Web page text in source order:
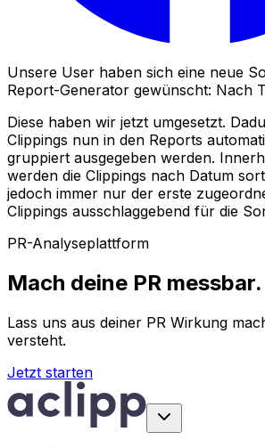
Unsere User haben sich eine neue
Report-Generator gewünscht: Nach
Diese haben wir jetzt umgesetzt.
Clippings nun in den Reports
gruppiert ausgegeben werden.
werden die Clippings nach Datum
jedoch immer nur der erste
Clippings ausschlaggebend für die
PR-Analyseplattform
Mach deine PR messbar.
Lass uns aus deiner PR Wirkung
versteht.
Jetzt starten